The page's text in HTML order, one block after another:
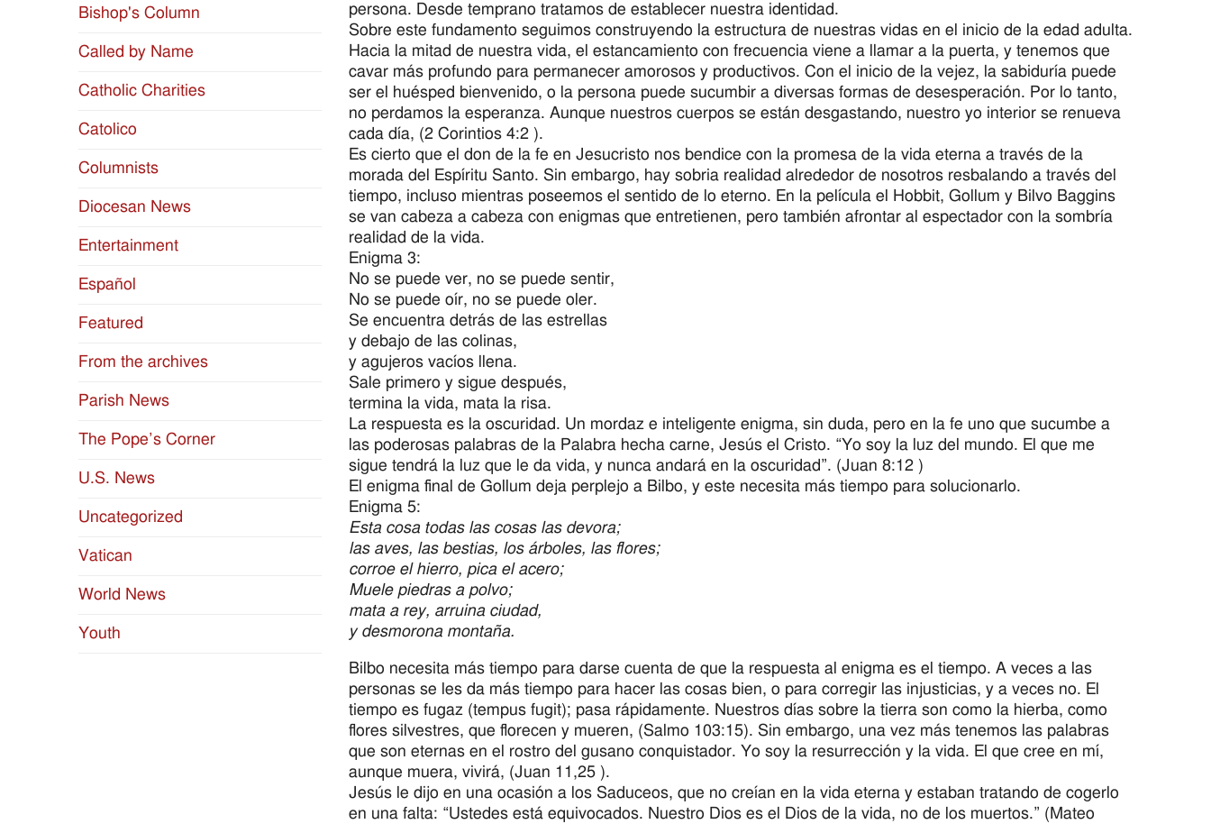
persona. Desde temprano tratamos de establecer nuestra identidad.
Sobre este fundamento seguimos construyendo la estructura de nuestras vidas en el inicio de la edad adulta.
Hacia la mitad de nuestra vida, el estancamiento con frecuencia viene a llamar a la puerta, y tenemos que
cavar más profundo para permanecer amorosos y productivos. Con el inicio de la vejez, la sabiduría puede
ser el huésped bienvenido, o la persona puede sucumbir a diversas formas de desesperación. Por lo tanto,
no perdamos la esperanza. Aunque nuestros cuerpos se están desgastando, nuestro yo interior se renueva
cada día, (2 Corintios 4:2 ).
Es cierto que el don de la fe en Jesucristo nos bendice con la promesa de la vida eterna a través de la
morada del Espíritu Santo. Sin embargo, hay sobria realidad alrededor de nosotros resbalando a través del
tiempo, incluso mientras poseemos el sentido de lo eterno. En la película el Hobbit, Gollum y Bilvo Baggins
se van cabeza a cabeza con enigmas que entretienen, pero también afrontar al espectador con la sombría
realidad de la vida.
Enigma 3:
No se puede ver, no se puede sentir,
No se puede oír, no se puede oler.
Se encuentra detrás de las estrellas
y debajo de las colinas,
y agujeros vacíos llena.
Sale primero y sigue después,
termina la vida, mata la risa.
La respuesta es la oscuridad. Un mordaz e inteligente enigma, sin duda, pero en la fe uno que sucumbe a
las poderosas palabras de la Palabra hecha carne, Jesús el Cristo. “Yo soy la luz del mundo. El que me
sigue tendrá la luz que le da vida, y nunca andará en la oscuridad”. (Juan 8:12 )
El enigma final de Gollum deja perplejo a Bilbo, y este necesita más tiempo para solucionarlo.
Enigma 5:
Esta cosa todas las cosas las devora;
las aves, las bestias, los árboles, las flores;
corroe el hierro, pica el acero;
Muele piedras a polvo;
mata a rey, arruina ciudad,
y desmorona montaña.
Bilbo necesita más tiempo para darse cuenta de que la respuesta al enigma es el tiempo. A veces a las
personas se les da más tiempo para hacer las cosas bien, o para corregir las injusticias, y a veces no. El
tiempo es fugaz (tempus fugit); pasa rápidamente. Nuestros días sobre la tierra son como la hierba, como
flores silvestres, que florecen y mueren, (Salmo 103:15). Sin embargo, una vez más tenemos las palabras
que son eternas en el rostro del gusano conquistador. Yo soy la resurrección y la vida. El que cree en mí,
aunque muera, vivirá, (Juan 11,25 ).
Jesús le dijo en una ocasión a los Saduceos, que no creían en la vida eterna y estaban tratando de cogerlo
en una falta: “Ustedes está equivocados. Nuestro Dios es el Dios de la vida, no de los muertos.” (Mateo
Bishop's Column
Called by Name
Catholic Charities
Catolico
Columnists
Diocesan News
Entertainment
Español
Featured
From the archives
Parish News
The Pope’s Corner
U.S. News
Uncategorized
Vatican
World News
Youth